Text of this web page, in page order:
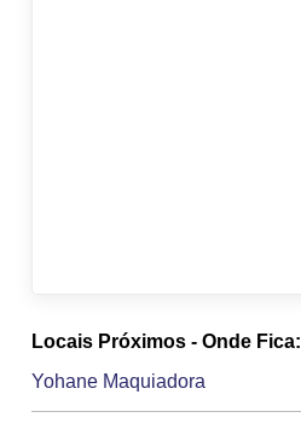
Locais Próximos - Onde Fica:
Yohane Maquiadora